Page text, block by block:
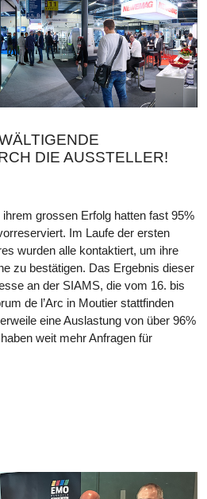
DIE AUSSTELLER!
grossen Erfolg hatten fast 95%
Im Laufe der ersten
wurden alle kontaktiert, um ihre
zu bestätigen. Das Ergebnis dieser
an der SIAMS, die vom 16. bis
de l’Arc in Moutier stattfinden
eine Auslastung von über 96%
weit mehr Anfragen für